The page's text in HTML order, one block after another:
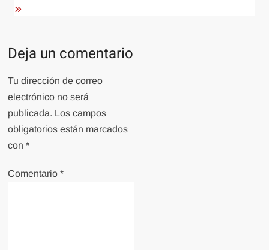
Deja un comentario
Tu dirección de correo
electrónico no será
publicada. Los campos
obligatorios están marcados
con*
Comentario*